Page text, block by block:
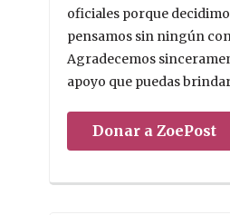
oficiales porque
pensamos sin ningún
Agradecemos
apoyo que puedas
Donar a ZoePost